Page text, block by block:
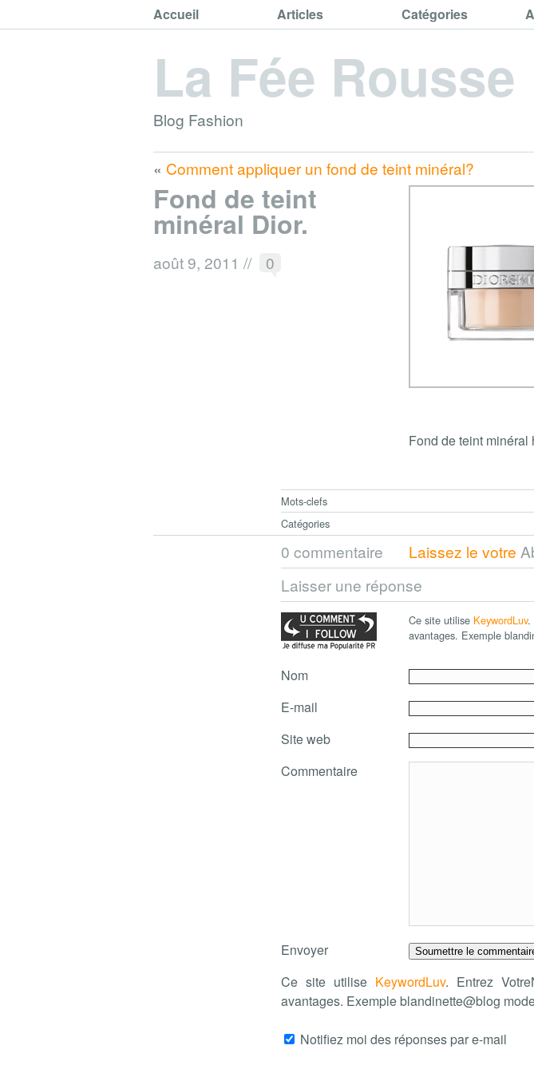
Accueil Articles Catégories
La Fée Rousse
Blog Fashion
« Comment appliquer un fond de teint minéral?
Fond de teint
minéral Dior.
août 9, 2011 // 0
Fond de teint minéral
Mots-clefs
Catégories
0 commentaire Laissez le votre
Laisser une réponse
Ce site utilise KeywordLuv.
avantages. Exemple
Nom
E-mail
Site web
Commentaire
Envoyer
Ce site utilise KeywordLuv. Entrez
avantages. Exemple blandinette@blog
Notifiez moi des réponses par e-mail